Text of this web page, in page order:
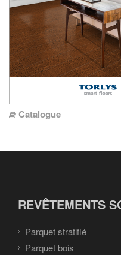
Catalogue
REVÊTEMENTS
Parquet stratifié
Parquet bois